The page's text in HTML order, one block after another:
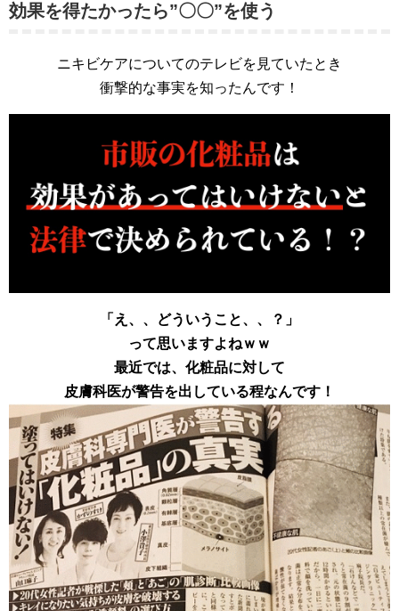
効果を得たかったら”〇〇”を使う
ニキビケアについてのテレビを見ていたとき
衝撃的な事実を知ったんです！
「え、、どういうこと、、？」
って思いますよねｗｗ
最近では、化粧品に対して
皮膚科医が警告を出している程なんです！